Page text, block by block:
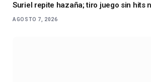
Suriel repite hazaña; tiro juego sin hits
AGOSTO 7, 2026